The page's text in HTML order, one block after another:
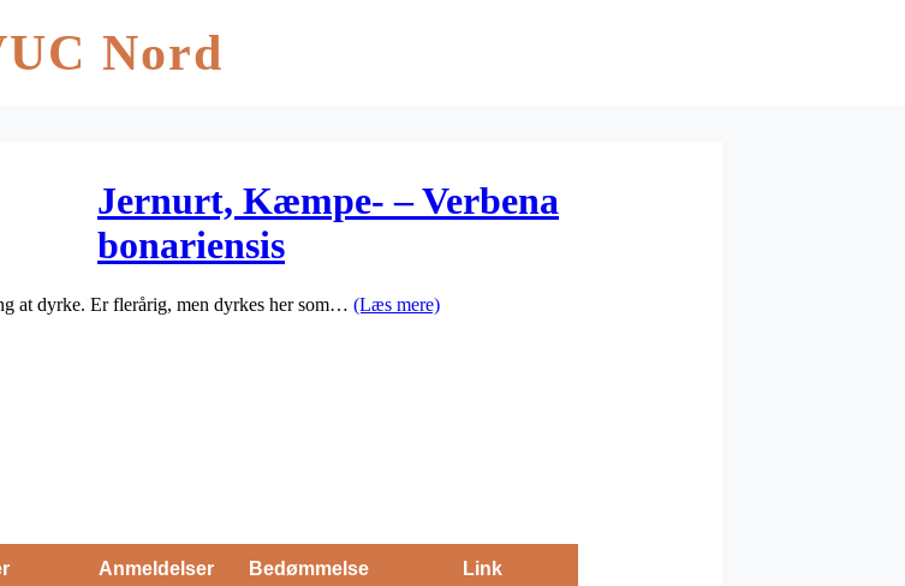
Nord
Jernurt, Kæmpe- – Verbena
bonariensis
at dyrke. Er flerårig, men dyrkes her som… (Læs mere)
Anmeldelser Bedømmelse Link